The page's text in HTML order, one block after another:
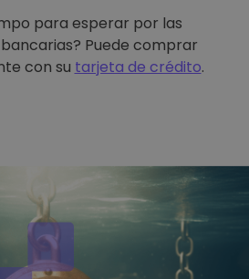
para esperar por las
Puede comprar
con su tarjeta de crédito.